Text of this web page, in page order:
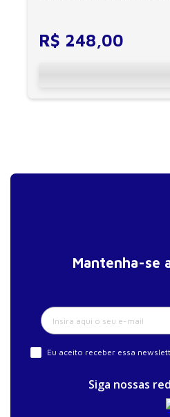
R$ 248,00
Mantenha-se
Eu aceito receber essa
Siga nossas